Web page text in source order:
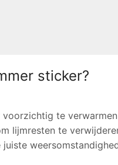
sticker?
te
lijmresten te